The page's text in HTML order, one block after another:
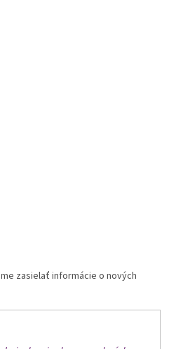
zasielať informácie o nových